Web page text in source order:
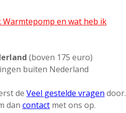
en wat heb ik
(boven 175 euro)
buiten Nederland
de Veel gestelde vragen door.
dan contactmet ons op.